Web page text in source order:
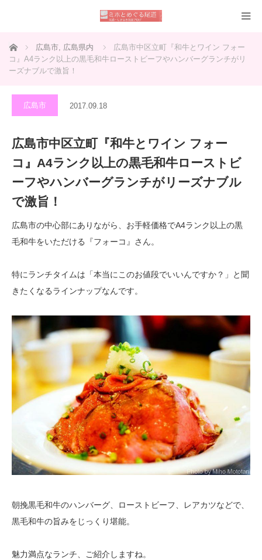
ホーム 広島市, 広島県内
広島市中区立町『和牛とワイン フォー
コ』A4ランク以上の黒毛和牛ローストビーフやハンバーグランチがリ
ーズナブルで激旨！
広島市 2017.09.18
広島市中区立町『和牛とワイン フォー
コ』A4ランク以上の黒毛和牛ローストビ
ーフやハンバーグランチがリーズナブル
で激旨！
広島市の中心部にありながら、お手軽価格でA4ランク以上の黒
毛和牛をいただける『フォーコ』さん。
特にランチタイムは「本当にこのお値段でいいんですか？」と聞
きたくなるラインナップなんです。
朝挽黒毛和牛のハンバーグ、ローストビーフ、レアカツなどで、
黒毛和牛の旨みをじっくり堪能。
魅力満点なランチ、ご紹介しますね。